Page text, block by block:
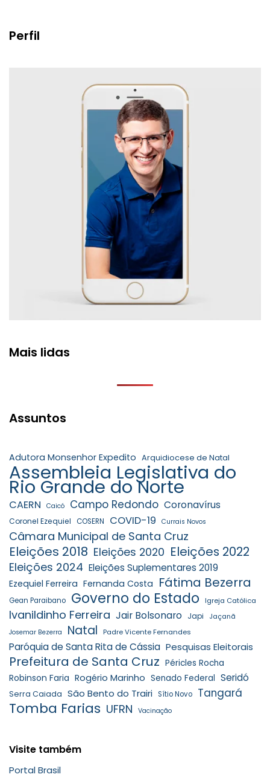
Perfil
Mais lidas
Assuntos
Adutora Monsenhor Expedito Arquidiocese de Natal
Assembleia Legislativa do
Rio Grande do Norte
CAERN Caicó Campo Redondo Coronavírus
Coronel Ezequiel COSERN COVID-19 Currais Novos
Câmara Municipal de Santa Cruz
Eleições 2018 Eleições 2020 Eleições 2022
Eleições 2024 Eleições Suplementares 2019
Ezequiel Ferreira Fernanda Costa Fátima Bezerra
Gean Paraibano Governo do Estado Igreja Católica
Ivanildinho Ferreira Jair Bolsonaro Japi Jaçanã
Josemar Bezerra Natal Padre Vicente Fernandes
Paróquia de Santa Rita de Cássia Pesquisas Eleitorais
Prefeitura de Santa Cruz Péricles Rocha
Robinson Faria Rogério Marinho Senado Federal Seridó
Serra Caiada São Bento do Trairi Sítio Novo Tangará
Tomba Farias UFRN Vacinação
Visite também
Portal Brasil